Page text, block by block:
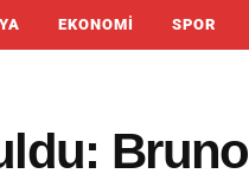
EKONOMI SPOR
Bruno